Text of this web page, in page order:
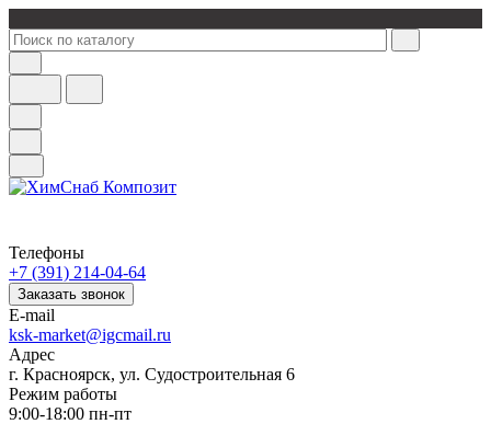
Телефоны
+7 (391) 214-04-64
Заказать звонок
E-mail
ksk-market@igcmail.ru
Адрес
г. Красноярск, ул. Судостроительная 6
Режим работы
9:00-18:00 пн-пт